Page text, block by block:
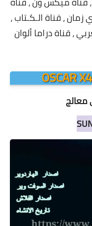
، قناة الـكـتاب ،
، قناة دراما ألوان
معالج